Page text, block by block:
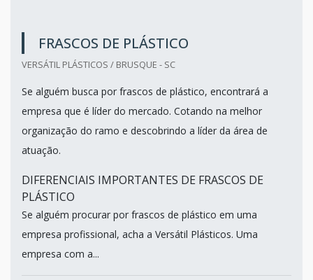
FRASCOS DE PLÁSTICO
VERSÁTIL PLÁSTICOS / BRUSQUE - SC
Se alguém busca por frascos de plástico, encontrará a
empresa que é líder do mercado. Cotando na melhor
organização do ramo e descobrindo a líder da área de
atuação.
DIFERENCIAIS IMPORTANTES DE FRASCOS DE
PLÁSTICO
Se alguém procurar por frascos de plástico em uma
empresa profissional, acha a Versátil Plásticos. Uma
empresa com a...